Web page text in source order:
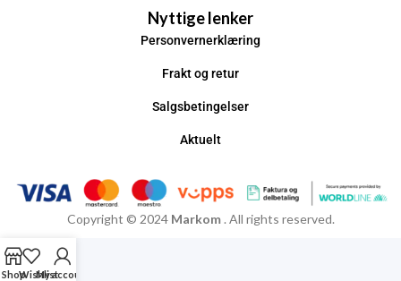
Nyttige lenker
Personvernerklæring
Frakt og retur
Salgsbetingelser
Aktuelt
Copyright © 2024 Markom . All rights reserved.
ShopWishlist
My account